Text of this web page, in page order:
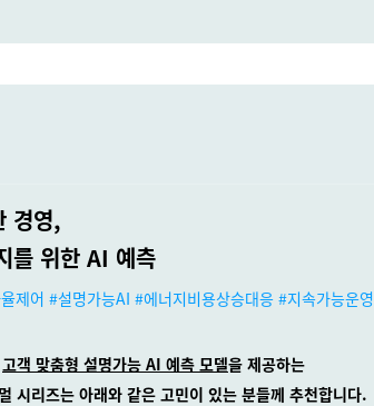
경영,
를 위한 AI 예측
제어 #설명가능AI #에너지비용상승대응 #지속가능운영
고객 맞춤형 설명가능 AI 예측 모델을 제공하는
시리즈는 아래와 같은 고민이 있는 분들께 추천합니다.